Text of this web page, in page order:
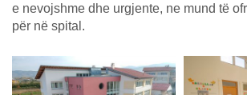
e nevojshme dhe urgjente, ne mund të
për në spital.